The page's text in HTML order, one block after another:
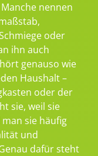
nennen
oder
ihn auch
genauso wie
Haushalt –
oder der
sie, weil sie
sie häufig
und
dafür steht